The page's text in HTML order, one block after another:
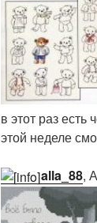
в этот раз
этой неделе
alla_88,